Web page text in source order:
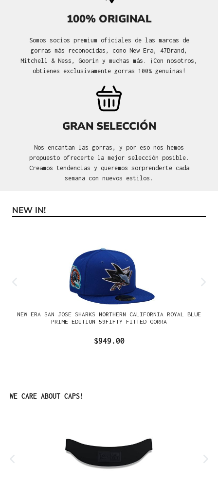
100% ORIGINAL
Somos socios premium oficiales de las marcas de
gorras más reconocidas, como New Era, 47Brand,
Mitchell & Ness, Goorin y muchas más. ¡Con nosotros,
obtienes exclusivamente gorras 100% genuinas!
GRAN SELECCIÓN
Nos encantan las gorras, y por eso nos hemos
propuesto ofrecerte la mejor selección posible.
Creamos tendencias y queremos sorprenderte cada
semana con nuevos estilos.
Omitir la galería de productos
NEW IN!
NEW ERA SAN JOSE SHARKS NORTHERN CALIFORNIA ROYAL BLUE
PRIME EDITION 59FIFTY FITTED GORRA
$949.00
Omitir la galería de productos
WE CARE ABOUT CAPS!